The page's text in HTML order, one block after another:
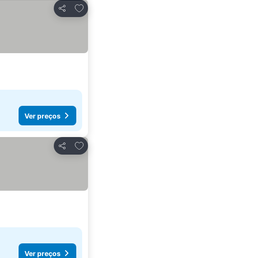
Partilhar
Adicionar aos favoritos
Ver preços
Partilhar
Adicionar aos favoritos
Ver preços